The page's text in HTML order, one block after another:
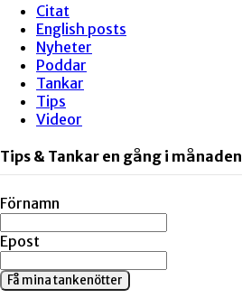
Citat
English posts
Nyheter
Poddar
Tankar
Tips
Videor
Tips & Tankar en gång i månaden
Förnamn
Epost
Få mina tankenötter